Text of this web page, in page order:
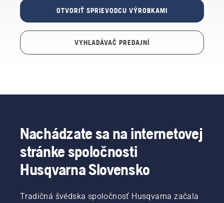
OTVORIŤ SPRIEVODCU VÝROBKAMI
VYHĽADÁVAČ PREDAJNÍ
Nachádzate sa na internetovej
stránke spoločnosti
Husqvarna Slovensko
Tradičná švédska spoločnosť Husqvarna začala